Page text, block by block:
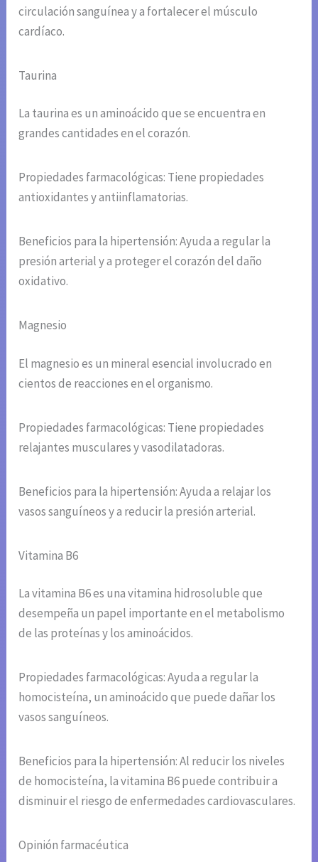
circulación sanguínea y a fortalecer el músculo
cardíaco.
Taurina
La taurina es un aminoácido que se encuentra en
grandes cantidades en el corazón.
Propiedades farmacológicas: Tiene propiedades
antioxidantes y antiinflamatorias.
Beneficios para la hipertensión: Ayuda a regular la
presión arterial y a proteger el corazón del daño
oxidativo.
Magnesio
El magnesio es un mineral esencial involucrado en
cientos de reacciones en el organismo.
Propiedades farmacológicas: Tiene propiedades
relajantes musculares y vasodilatadoras.
Beneficios para la hipertensión: Ayuda a relajar los
vasos sanguíneos y a reducir la presión arterial.
Vitamina B6
La vitamina B6 es una vitamina hidrosoluble que
desempeña un papel importante en el metabolismo
de las proteínas y los aminoácidos.
Propiedades farmacológicas: Ayuda a regular la
homocisteína, un aminoácido que puede dañar los
vasos sanguíneos.
Beneficios para la hipertensión: Al reducir los niveles
de homocisteína, la vitamina B6 puede contribuir a
disminuir el riesgo de enfermedades cardiovasculares.
Opinión farmacéutica